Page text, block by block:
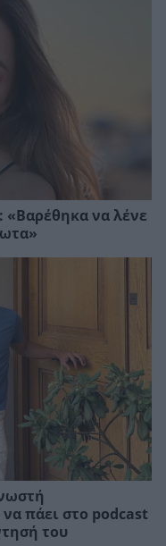
«Βαρέθηκα να λένε
πάει στο podcast
του